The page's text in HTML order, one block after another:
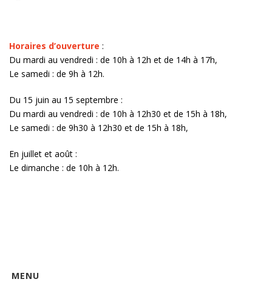
Horaires d’ouverture :
Du mardi au vendredi : de 10h à 12h et de 14h à 17h,
Le samedi : de 9h à 12h.
Du 15 juin au 15 septembre :
Du mardi au vendredi : de 10h à 12h30 et de 15h à 18h,
Le samedi : de 9h30 à 12h30 et de 15h à 18h,
En juillet et août :
Le dimanche : de 10h à 12h.
MENU